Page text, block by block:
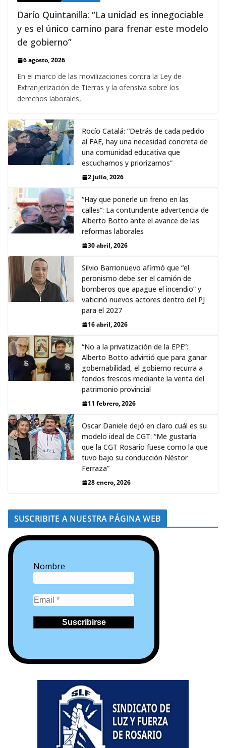
Darío Quintanilla: “La unidad es innegociable
y es el único camino para frenar este modelo
de gobierno”
6 agosto, 2026
En el marco de las movilizaciones contra la Ley de
Extranjerización de Tierras y la ofensiva sobre los
derechos laborales,
Rocío Catalá: “Detrás de cada pedido
al FAE, hay una necesidad concreta de
una comunidad educativa que
escuchamos y priorizamos”
2 julio, 2026
“Hay que ponerle un freno en las
calles”: La contundente advertencia de
Alberto Botto ante el avance de las
reformas laborales
30 abril, 2026
Silvio Barrionuevo afirmó que “el
peronismo debe ser el camión de
bomberos que apague el incendio” y
vaticinó nuevos actores dentro del PJ
para el 2027
16 abril, 2026
“No a la privatización de la EPE”:
Alberto Botto advirtió que para ganar
gobernabilidad, el gobierno recurra a
fondos frescos mediante la venta del
patrimonio provincial
11 febrero, 2026
Oscar Daniele dejó en claro cuál es su
modelo ideal de CGT: “Me gustaría
que la CGT Rosario fuese como la que
tuvo bajo su conducción Néstor
Ferraza”
28 enero, 2026
SUSCRIBITE A NUESTRA PÁGINA WEB
Nombre